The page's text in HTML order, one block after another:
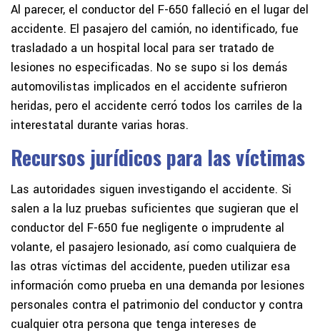
Al parecer, el conductor del F-650 falleció en el lugar del
accidente. El pasajero del camión, no identificado, fue
trasladado a un hospital local para ser tratado de
lesiones no especificadas. No se supo si los demás
automovilistas implicados en el accidente sufrieron
heridas, pero el accidente cerró todos los carriles de la
interestatal durante varias horas.
Recursos jurídicos para las víctimas
Las autoridades siguen investigando el accidente. Si
salen a la luz pruebas suficientes que sugieran que el
conductor del F-650 fue negligente o imprudente al
volante, el pasajero lesionado, así como cualquiera de
las otras víctimas del accidente, pueden utilizar esa
información como prueba en una demanda por lesiones
personales contra el patrimonio del conductor y contra
cualquier otra persona que tenga intereses de